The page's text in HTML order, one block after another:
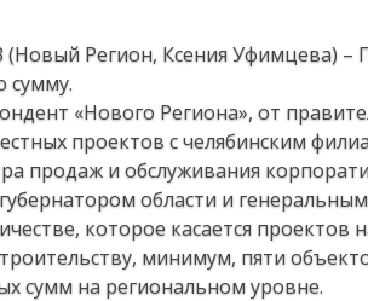
(Новый Регион, Ксения Уфимцева) –
сумму.
«Нового Региона», от
проектов с челябинским
продаж и обслуживания
области и
которое касается
минимум, пяти
сумм на региональном уровне.